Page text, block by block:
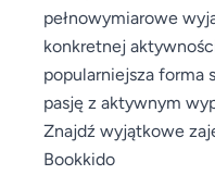
pełnowymiarowe
konkretnej
popularniejsza forma
pasję z aktywnym
Znajdź wyjątkowe
Bookkido